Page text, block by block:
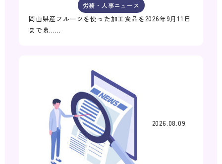
労務・人事ニュース
岡山県産フルーツを使った加工食品を2026年9月11日
まで募……
2026.08.09